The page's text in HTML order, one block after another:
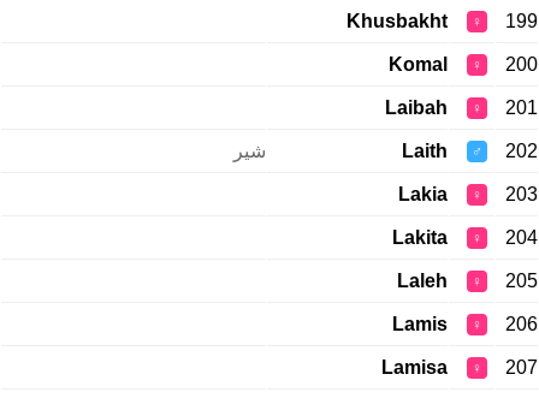
199
♀
Khusbakht
200
♀
Komal
201
♀
Laibah
202
♂
Laith شیر
203
♀
Lakia
204
♀
Lakita
205
♀
Laleh
206
♀
Lamis
207
♀
Lamisa